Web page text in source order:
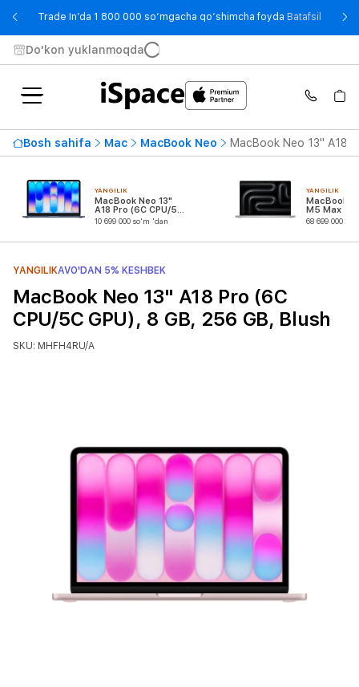
Trade In’da 1 800 000 so‘mgacha qo‘shimcha foyda Batafsil -
Do'kon yuklanmoqda
Bosh sahifa Mac MacBook Neo MacBook Neo 13" A18
YANGILIK
MacBook Neo 13"
A18 Pro (6C CPU/5C
GPU)
10 699 000 so'm 'dan
YANGILIK
MacBook
M5 Max
CPU/32C
68 699 000
YANGILIKAVO'DAN 5% KESHBEK
MacBook Neo 13" A18 Pro (6C
CPU/5C GPU), 8 GB, 256 GB, Blush
SKU: MHFH4RU/A